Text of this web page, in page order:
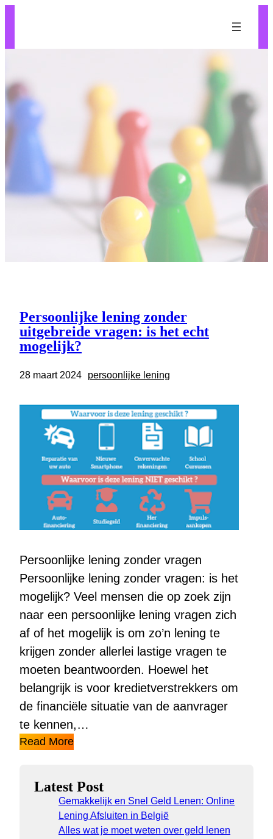
Persoonlijke lening zonder
uitgebreide vragen: is het echt
mogelijk?
28 maart 2024 persoonlijke lening
Persoonlijke lening zonder vragen
Persoonlijke lening zonder vragen: is het
mogelijk? Veel mensen die op zoek zijn
naar een persoonlijke lening vragen zich
af of het mogelijk is om zo’n lening te
krijgen zonder allerlei lastige vragen te
moeten beantwoorden. Hoewel het
belangrijk is voor kredietverstrekkers om
de financiële situatie van de aanvrager
te kennen,…
Read More
Latest Post
Gemakkelijk en Snel Geld Lenen: Online
Lening Afsluiten in België
Alles wat je moet weten over geld lenen